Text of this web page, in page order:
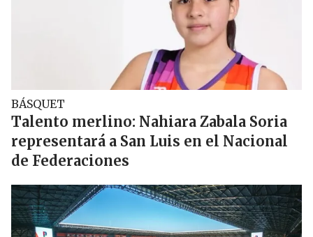
BÁSQUET
Talento merlino: Nahiara Zabala Soria
representará a San Luis en el Nacional
de Federaciones